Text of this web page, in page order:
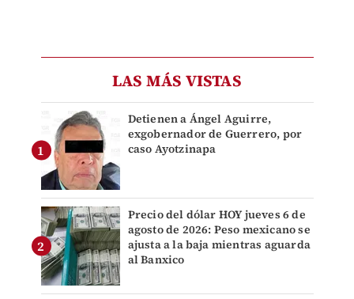
LAS MÁS VISTAS
Detienen a Ángel Aguirre,
exgobernador de Guerrero, por
caso Ayotzinapa
Precio del dólar HOY jueves 6 de
agosto de 2026: Peso mexicano se
ajusta a la baja mientras aguarda
al Banxico